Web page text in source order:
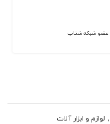
عضو شبکه شتاب
, لوازم و ابزار آلات